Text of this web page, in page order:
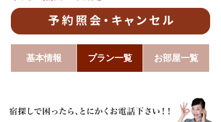
基本情報 プラン一覧 お部屋一覧